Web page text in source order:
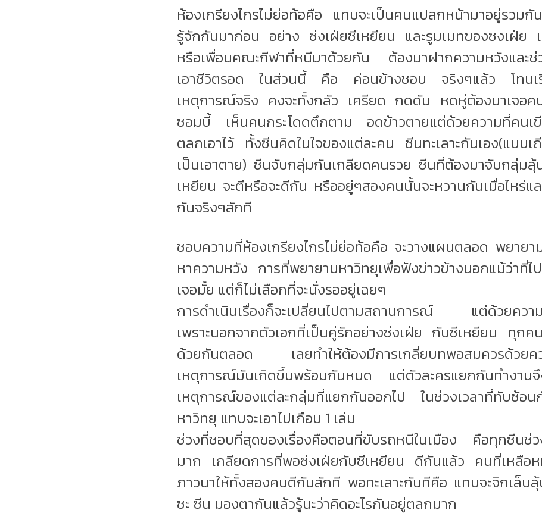
ห้องเกรียงไกรไม่ย่อท้อคือ แทบจะเป็นคนแปลกหน้ามาอยู่รวม
รู้จักกันมาก่อน อย่าง ซ่งเฝ่ยซีเหยียน และรูมเมทของซงเฝ่ย
หรือเพื่อนคณะกีฬาที่หนีมาด้วยกัน ต้องมาฝากความหวังและช่
เอาชีวิตรอด ในส่วนนี้ คือ ค่อนข้างชอบ จริงๆแล้ว โทนเรื่
เหตุการณ์จริง คงจะทั้งกลัว เครียด กดดัน หดหู่ต้องมาเจอค
ซอมบี้ เห็นคนกระโดดตึกตาม อดข้าวตายแต่ด้วยความที่คนเ
ตลกเอาไว้ ทั้งซีนคิดในใจของแต่ละคน ซีนทะเลาะกันเอง(แบบเ
เป็นเอาตาย) ซีนจับกลุ่มกันเกลียดคนรวย ซีนที่ต้องมาจับกลุ่มลุ้
เหยียน จะตีหรือจะดีกัน หรืออยู่ๆสองคนนั้นจะหวานกันเมื่อไหร่แล
กันจริงๆสักที
ชอบความที่ห้องเกรียงไกรไม่ย่อท้อคือ จะวางแผนตลอด พยาย
หาความหวัง การที่พยายามหาวิทยุเพื่อฟังข่าวข้างนอกแม้ว่าที่ไ
เจอมั้ย แต่ก็ไม่เลือกที่จะนั่งรออยู่เฉยๆ
การดำเนินเรื่องก็จะเปลี่ยนไปตามสถานการณ์ แต่ด้วยความ
เพราะนอกจากตัวเอกที่เป็นคู่รักอย่างซ่งเฝ่ย กับซีเหยียน ทุก
ด้วยกันตลอด เลยทำให้ต้องมีการเกลี่ยบทพอสมควรด้วยค
เหตุการณ์มันเกิดขึ้นพร้อมกันหมด แต่ตัวละครแยกกันทำงานจึ
เหตุการณ์ของแต่ละกลุ่มที่แยกกันออกไป ในช่วงเวลาที่ทับซ้อน
หาวิทยุ แทบจะเอาไปเกือบ 1 เล่ม
ช่วงที่ชอบที่สุดของเรื่องคือตอนที่ขับรถหนีในเมือง คือทุกซีน
มาก เกลียดการที่พอซ่งเฝ่ยกับซีเหยียน ดีกันแล้ว คนที่เหลือ
ภาวนาให้ทั้งสองคนตีกันสักที พอทะเลาะกันทีคือ แทบจะจิกเล็บลุ้
ซะ ซีน มองตากันแล้วรู้นะว่าคิดอะไรกันอยู่ตลกมาก